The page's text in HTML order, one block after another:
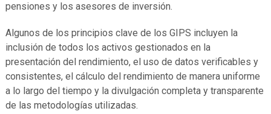
pensiones y los asesores de inversión.
Algunos de los principios clave de los GIPS incluyen la
inclusión de todos los activos gestionados en la
presentación del rendimiento, el uso de datos verificables y
consistentes, el cálculo del rendimiento de manera uniforme
a lo largo del tiempo y la divulgación completa y transparente
de las metodologías utilizadas.